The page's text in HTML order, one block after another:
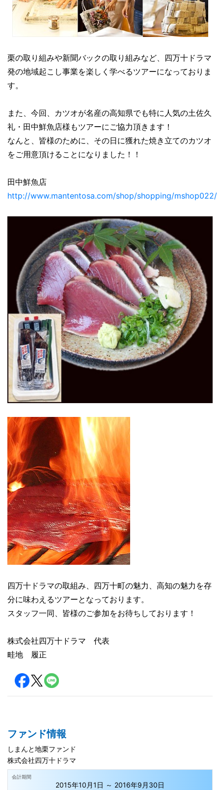
栗の取り組みや新聞バックの取り組みなど、四万十ドラマ
発の地域起こし事業を楽しく学べるツアーになっておりま
す。
また、今回、カツオが名産の高知県でも特に人気の土佐久
礼・田中鮮魚店様もツアーにご協力頂きます！
なんと、皆様のために、その日に獲れた焼き立てのカツオ
をご用意頂けることになりました！！
田中鮮魚店
http://www.mantentosa.com/shop/shopping/mshop022/
四万十ドラマの取組み、四万十町の魅力、高知の魅力を存
分に味わえるツアーとなっております。
スタッフ一同、皆様のご参加をお待ちしております！
株式会社四万十ドラマ 代表
畦地 履正
ファンド情報
しまんと地栗ファンド
株式会社四万十ドラマ
会計期間
2015年10月1日 ～ 2016年9月30日